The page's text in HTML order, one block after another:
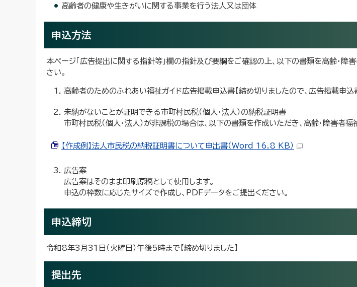
高齢者の健康や生きがいに関する事業を行う法人又は団体
申込方法
本ページ「広告提出に関する指針等」欄の指針及び要綱をご確認の上、以下の書類を高齢・障
さい。
高齢者のためのふれあい福祉ガイド広告掲載申込書【締め切りましたので、広告掲載申込
未納がないことが証明できる市町村民税（個人・法人）の納税証明書
市町村民税（個人・法人）が非課税の場合は、以下の書類を作成いただき、高齢・障害者福
【作成例】法人市民税の納税証明書について申出書（Word 16.8 KB）
広告案
広告案はそのまま印刷原稿として使用します。
申込の枠数に応じたサイズで作成し、PDFデータをご提出ください。
申込締切
令和8年3月31日（火曜日）午後5時まで【締め切りました】
提出先